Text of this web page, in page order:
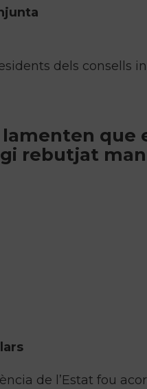
dels consells
lamenten que
rebutjat
de l’Estat fou